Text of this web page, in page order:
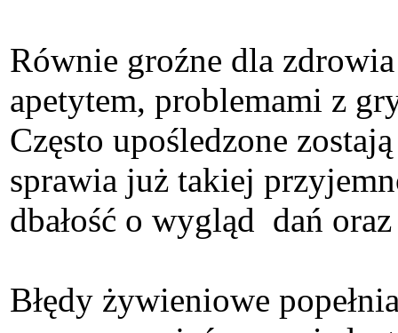
Równie groźne dla
apetytem, problemami z
Często upośledzone
sprawia już takiej
dbałość o wygląd dań
Błędy żywieniowe